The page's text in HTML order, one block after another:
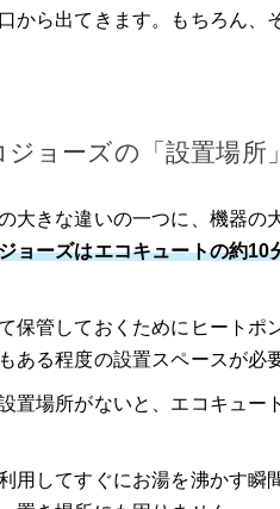
から出てきます。もちろん、
ョーズの「設置場所
大きな違いの一つに、機器の
ョーズはエコキュートの約10
保管しておくためにヒートポ
ある程度の設置スペースが必
置場所がないと、エコキュー
用してすぐにお湯を沸かす瞬